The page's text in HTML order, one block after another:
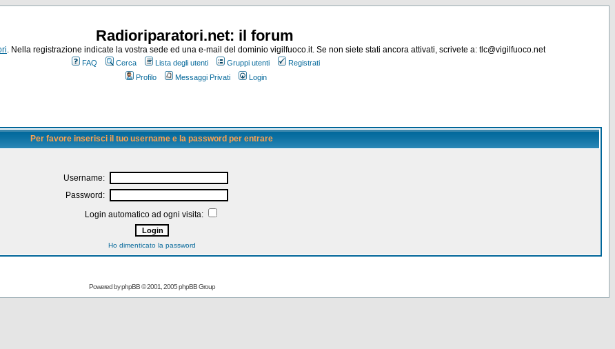
Radioriparatori.net: il forum
. Nella registrazione indicate la vostra sede ed una e-mail del dominio vigilfuoco.it. Se non siete stati ancora attivati, scrivete a: tlc@vigilfuoco.net
FAQ Cerca Lista degli utenti Gruppi utenti
Registrati
Profilo
Messaggi Privati Login
Per favore inserisci il tuo username e la password per entrare
Username:
Password:
Login automatico ad ogni visita:
Ho dimenticato la password
Powered byphpBB© 2001, 2005 phpBB Group